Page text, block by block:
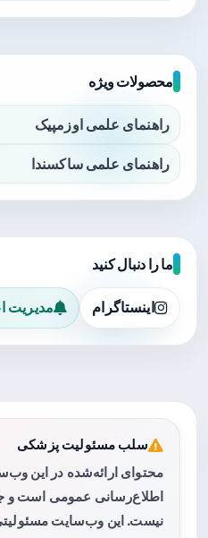
محصولات ویژه
راهنمای علمی اوزمپیک
راهنمای علمی ساکسندا
ما را دنبال کنید
اینستاگرام مدیریت
سلب مسئولیت پزشکی
محتوای ارائه‌شده در این
اطلاع‌رسانی عمومی است و
نیست. این وب‌سایت